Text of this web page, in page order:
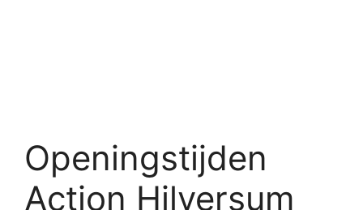
Openingstijden
Action Hilversum